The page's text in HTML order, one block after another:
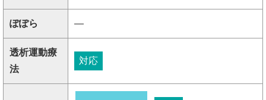
ぽぽら ―
透析運動療
法
対応